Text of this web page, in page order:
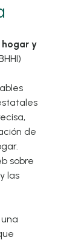
hogar y
de
sobre
las